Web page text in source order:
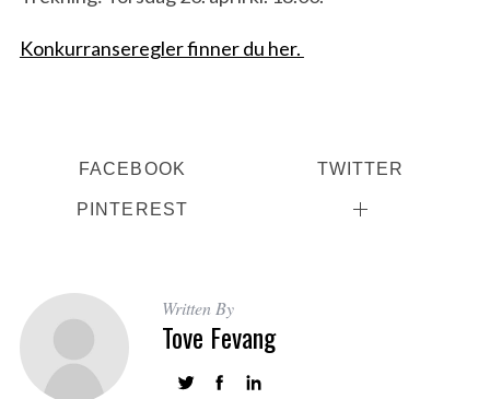
Konkurranseregler finner du her.
FACEBOOK TWITTER
PINTEREST
Written By
Tove Fevang